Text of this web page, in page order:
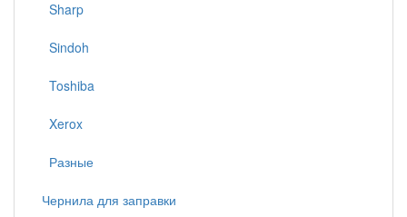
Sharp
Sindoh
Toshiba
Xerox
Разные
Чернила для заправки